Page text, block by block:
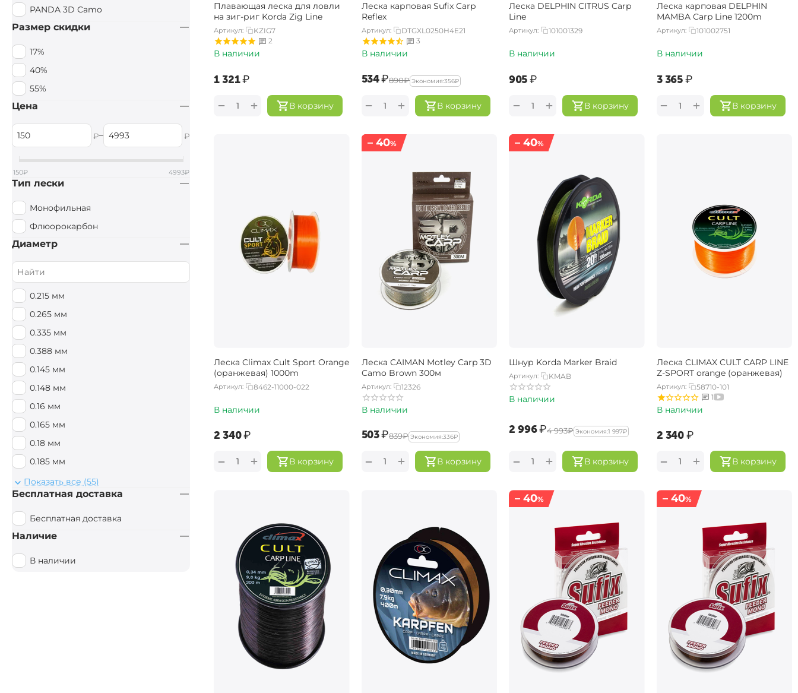
Плавающая леска для ловли
на зиг-риг Korda Zig Line
Артикул:
KZIG7
2
В наличии
‍1 321‍₽
В корзину
+
−
Леска карповая Sufix Carp
Reflex
Артикул:
DTGXL0250H4E21
3
В наличии
‍534‍₽‍890‍₽ Экономия:‍356‍₽
В корзину
+
−
Леска DELPHIN CITRUS Carp
Line
Артикул: 101001329
В наличии
‍905‍₽
В корзину
+
−
Леска карповая DELPHIN
MAMBA Carp Line 1200m
Артикул: 101002751
В наличии
‍3 365‍₽
В корзину
+
−
Леска Climax Cult Sport Orange
(оранжевая) 1000m
Артикул: 8462-11000-022
В наличии
‍2 340‍₽
В корзину
+
−
– 40%
Леска CAIMAN Motley Carp 3D
Camo Brown 300м
Артикул: 12326
В наличии
‍503‍₽‍839‍₽ Экономия:‍336‍₽
В корзину
+
−
– 40%
Шнур Korda Marker Braid
Артикул: KMAB
В наличии
‍2 996‍₽‍4 993‍₽ Экономия:‍1 997‍₽
В корзину
+
−
Леска CLIMAX CULT CARP LINE
Z-SPORT orange (оранжевая)
Артикул:
58710-101
1
В наличии
‍2 340‍₽
В корзину
+
−
– 40% – 40%
Caiman
Map
PANDA 3D Camo
Размер скидки
17%
40%
55%
Цена
₽– ₽
150₽ 4993₽
Тип лески
Монофильная
Флюорокарбон
Диаметр
0.215 мм
0.265 мм
0.335 мм
0.388 мм
0.145 мм
0.148 мм
0.16 мм
0.165 мм
0.18 мм
0.185 мм
0.20 мм
0.205 мм
0.22 мм
0.228 мм
Показать все (55)
Бесплатная доставка
Бесплатная доставка
Наличие
В наличии